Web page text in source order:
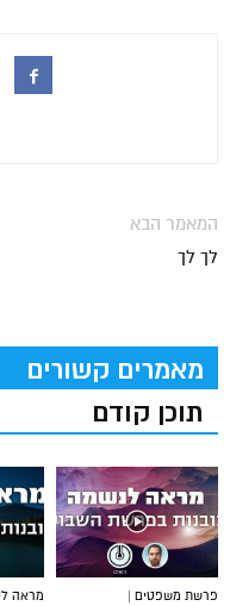
המאמר הבא
לך לך
מאמרים קשורים
תוכן קודם
מראה
פרשת משפטים |